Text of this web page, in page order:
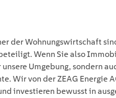
der Wohnungs­wirtschaft
Wenn Sie also
unsere Umgebung, sondern
Wir von der ZEAG Energie
investieren bewusst in